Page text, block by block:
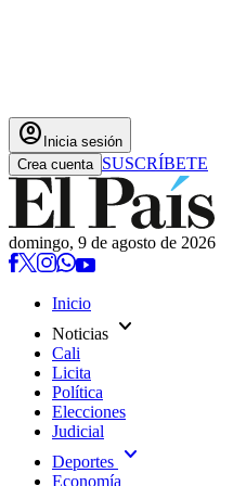
account_circle Inicia sesión
Crea cuenta SUSCRÍBETE
domingo, 9 de agosto de 2026
Inicio
Noticias expand_more
Cali
Licita
Política
Elecciones
Judicial
Deportes expand_more
Economía